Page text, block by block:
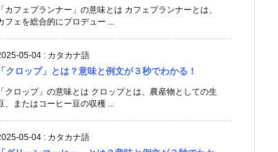
「カフェプランナー」の意味とは カフェプランナーとは、
フェを総合的にプロデュー ...
05-04 : カタカナ語
「クロップ」とは？意味と例文が３秒でわかる！
「クロップ」の意味とは クロップとは、農産物としての生
、またはコーヒー豆の収穫 ...
05-04 : カタカナ語